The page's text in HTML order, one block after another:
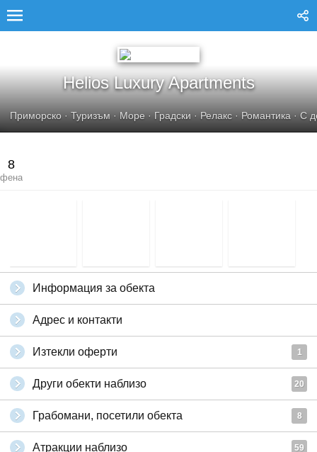
Helios Luxury Apartments
Приморско · Туризъм · Море · Градски · Релакс · Романтика · С
8
фена
Информация за обекта
Адрес и контакти
Изтекли оферти 1
Други обекти наблизо 20
Грабомани, посетили обекта 8
Атракции наблизо 59